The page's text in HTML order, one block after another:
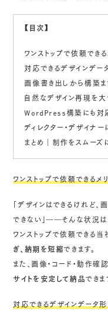
【目次】
ワンストップで依頼できる
対応できるデザインデー
画像書き出しから構築
自然なデザイン再現を
WordPress構築にも対
ディレクター・デザイナ
まとめ｜制作をスムーズ
ワンストップで依頼できるメ
「デザインはできるけれど
できない」――そんな状況は
ワンストップで依頼できる当
ぎ、納期を短縮できます。
また、画像・コード・動作確
サイトを安定して納品できま
対応できるデザインデータ